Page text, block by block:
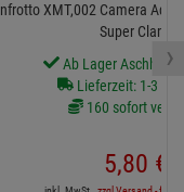
XMT,002 Camera
Super Clamp
Ab Lager
Lieferzeit: 1-3
160 sofort
5,80 €
›